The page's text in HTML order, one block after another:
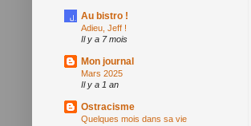
Au bistro !
Adieu, Jeff !
Il y a 7 mois
Mon journal
Mars 2025
Il y a 1 an
Ostracisme
Quelques mois dans sa vie